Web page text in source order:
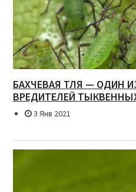
БАХЧЕВАЯ ТЛЯ — ОДИН
ВРЕДИТЕЛЕЙ
3 Янв 2021